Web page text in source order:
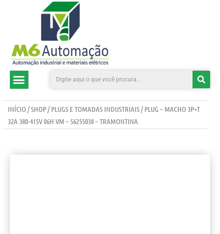
INÍCIO/SHOP/PLUGS E TOMADAS INDUSTRIAIS/ PLUG – MACHO 3P+T
32A 380-415V 06H VM – 56255038 – TRAMONTINA